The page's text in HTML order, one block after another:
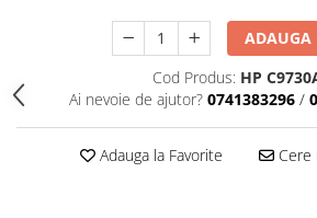
ADAUGA
Cod Produs: HP
Ai nevoie de ajutor? 0741383296 /
Adauga la Favorite Cere